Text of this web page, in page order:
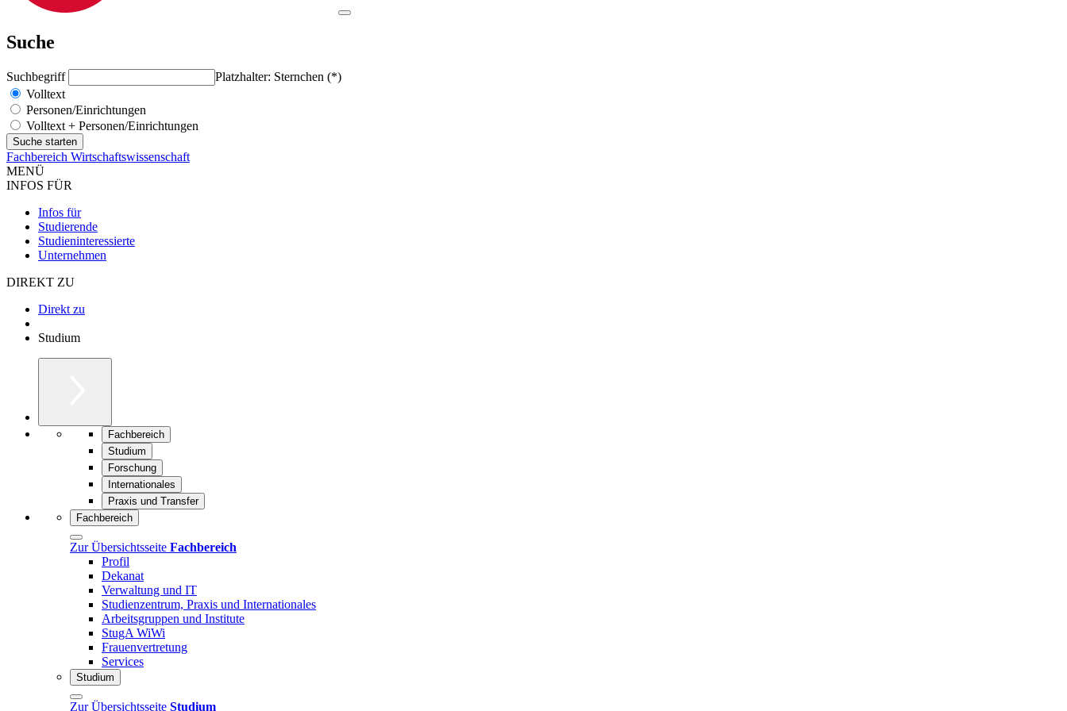
Suche
Suchbegriff
Platzhalter: Sternchen (*)
Volltext
Personen/Einrichtungen
Volltext + Personen/Einrichtungen
Fachbereich Wirtschaftswissenschaft
MENÜ
INFOS FÜR
Infos für
Studierende
Studieninteressierte
Unternehmen
DIREKT ZU
Direkt zu
Studium
Fachbereich
Studium
Forschung
Internationales
Praxis und Transfer
Fachbereich
Zur Übersichtsseite Fachbereich
Profil
Dekanat
Verwaltung und IT
Studienzentrum, Praxis und Internationales
Arbeitsgruppen und Institute
StugA WiWi
Frauenvertretung
Services
Studium
Zur Übersichtsseite Studium